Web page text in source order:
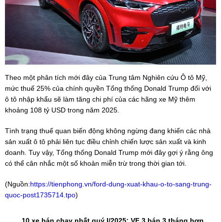
Theo một phân tích mới đây của Trung tâm Nghiên cứu Ô tô Mỹ,
mức thuế 25% của chính quyền Tổng thống Donald Trump đối với
ô tô nhập khẩu sẽ làm tăng chi phí của các hãng xe Mỹ thêm
khoảng 108 tỷ USD trong năm 2025.
Tình trạng thuế quan biến động không ngừng đang khiến các nhà
sản xuất ô tô phải liên tục điều chỉnh chiến lược sản xuất và kinh
doanh. Tuy vậy, Tổng thống Donald Trump mới đây gợi ý rằng ông
có thể cân nhắc một số khoản miễn trừ trong thời gian tới.
(Nguồn:https://tienphong.vn/ford-dung-xuat-khau-o-to-sang-trung-
quoc-post1735714.tpo)
10 xe bán chạy nhất quý I/2025: VF 3 bán 3 tháng hơn